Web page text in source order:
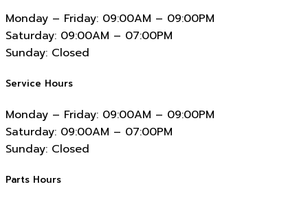
Monday – Friday: 09:00AM – 09:00PM
Saturday: 09:00AM – 07:00PM
Sunday: Closed
Service Hours
Monday – Friday: 09:00AM – 09:00PM
Saturday: 09:00AM – 07:00PM
Sunday: Closed
Parts Hours